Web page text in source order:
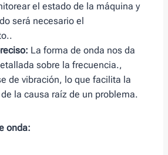
el estado de la máquina y
será necesario el
La forma de onda nos da
sobre la frecuencia.,
de vibración, lo que facilita la
la causa raíz de un problema.
onda: